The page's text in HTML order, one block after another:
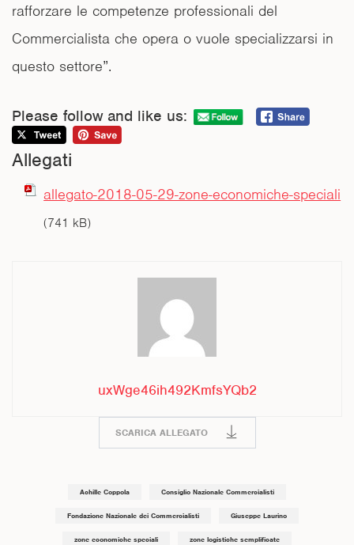
rafforzare le competenze professionali del
Commercialista che opera o vuole specializzarsi in
questo settore”.
Please follow and like us:
Allegati
allegato-2018-05-29-zone-economiche-speciali
(741 kB)
uxWge46ih492KmfsYQb2
SCARICA ALLEGATO
Achille Coppola Consiglio Nazionale Commercialisti
Fondazione Nazionale dei Commercialisti Giuseppe Laurino
zone economiche speciali zone logistiche semplificate